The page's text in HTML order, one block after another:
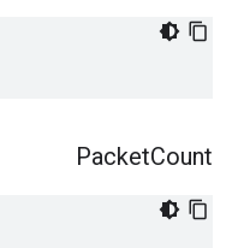
PacketCount